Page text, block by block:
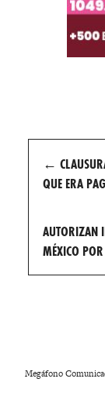
Post
←
QUE ERA
AUTORIZAN
MÉXICO
Megáfono